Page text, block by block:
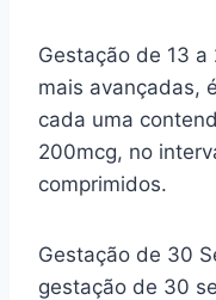
Gestação de 13 a
mais avançadas,
cada uma
200mcg, no
comprimidos.
Gestação de 30
gestação de 30